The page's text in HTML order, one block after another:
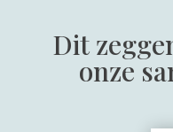
Dit
onze